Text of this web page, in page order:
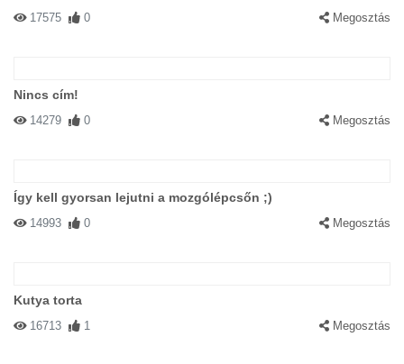
17575 0 Megosztás
Nincs cím!
14279 0 Megosztás
Így kell gyorsan lejutni a mozgólépcsőn ;)
14993 0 Megosztás
Kutya torta
16713 1 Megosztás